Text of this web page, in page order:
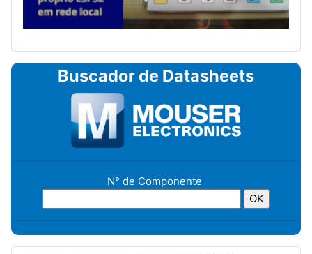
Buscador de Datasheets
N° de Componente